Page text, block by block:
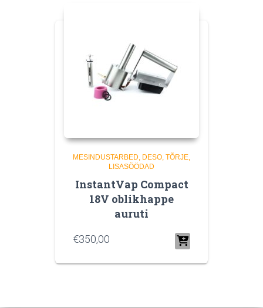
MESINDUSTARBED
DESO, TÕRJE,
LISASÖÖDAD
InstantVap Compact
18V oblikhappe
auruti
€350,00